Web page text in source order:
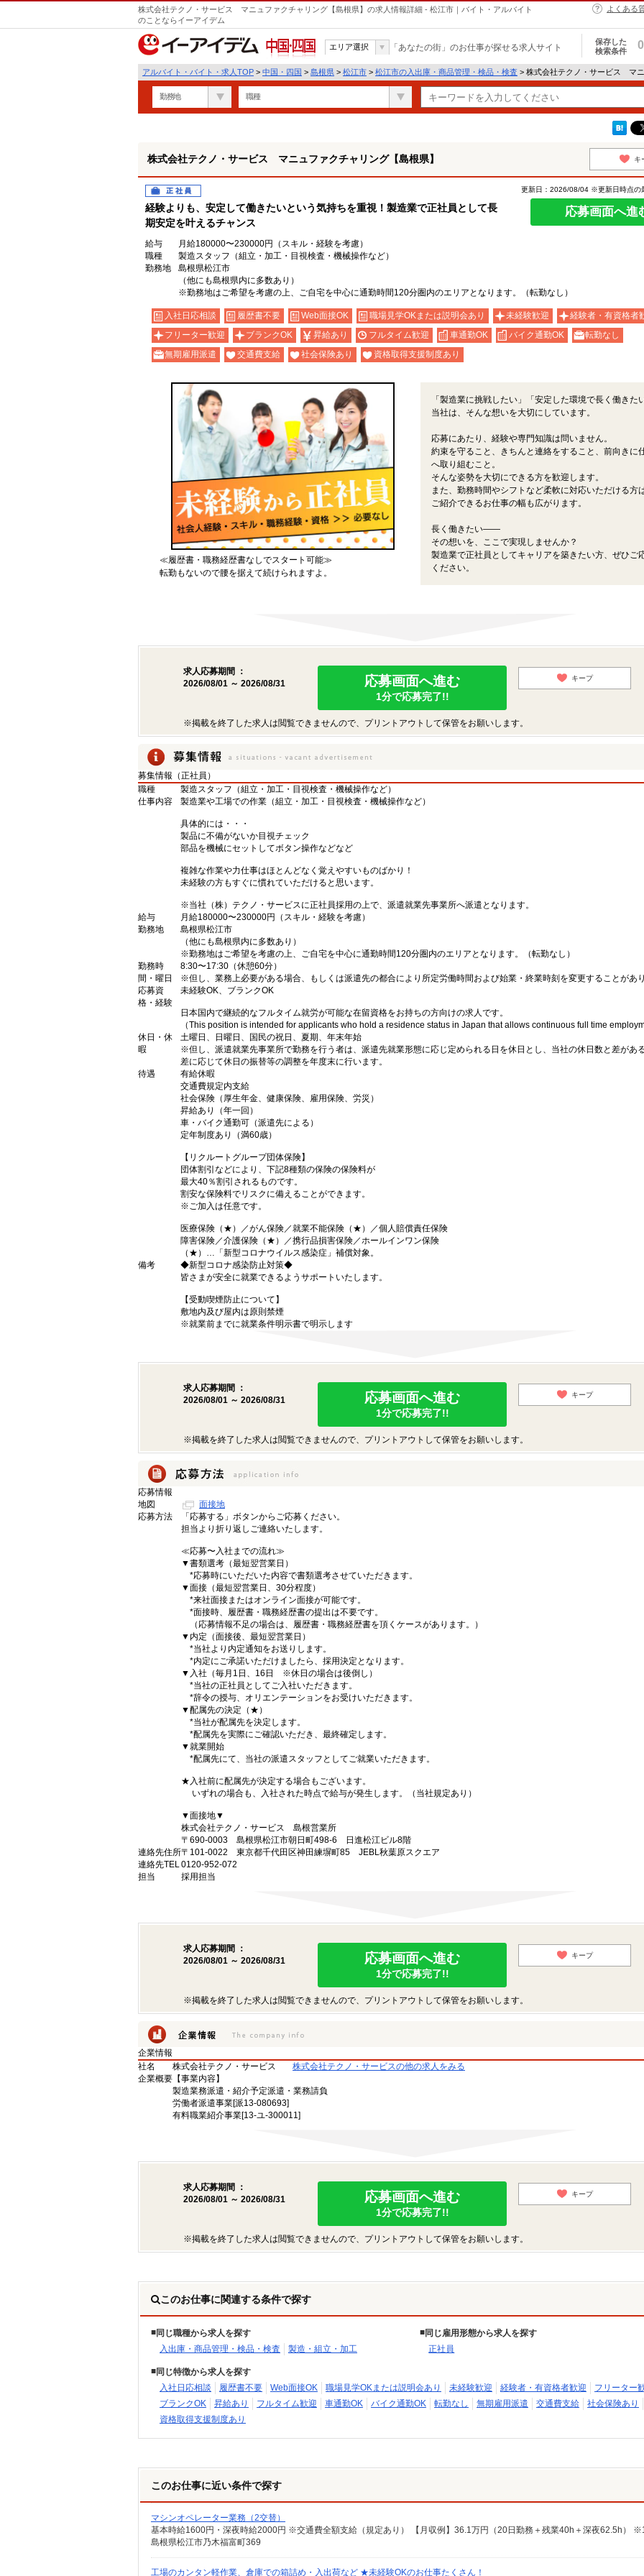
株式会社テクノ・サービス マニュファクチャリング【島根県】の求人情報詳細 - 松江市｜バイト・アルバイト
のことならイーアイデム
よくある
中国・四国
エリア選択 「あなたの街」のお仕事が探せる求人サイト
保存した
検索条件
0
アルバイト・バイト・求人TOP > 中国・四国 > 島根県 > 松江市 > 松江市の入出庫・商品管理・検品・検査 > 株式会社テクノ・サービス マ
勤務地 職種
株式会社テクノ・サービス マニュファクチャリング【島根県】 キ
正社員
経験よりも、安定して働きたいという気持ちを重視！製造業で正社員として長
期安定を叶えるチャンス
更新日：2026/08/04 ※更新日時点の
応募画面へ進
給与
月給180000〜230000円（スキル・経験を考慮）
職種
製造スタッフ（組立・加工・目視検査・機械操作など）
勤務地
島根県松江市
（他にも島根県内に多数あり）
※勤務地はご希望を考慮の上、ご自宅を中心に通勤時間120分圏内のエリアとなります。（転勤なし）
入社日応相談 履歴書不要 Web面接OK 職場見学OKまたは説明会あり 未経験歓迎
経験者・有資格者
フリーター歓迎
ブランクOK 昇給あり フルタイム歓迎 車通勤OK バイク通勤OK
転勤なし
無期雇用派遣
交通費支給 社会保険あり 資格取得支援制度あり
≪履歴書・職務経歴書なしでスタート可能≫
転勤もないので腰を据えて続けられますよ。
「製造業に挑戦したい」「安定した環境で長く働きたい
当社は、そんな想いを大切にしています。
応募にあたり、経験や専門知識は問いません。
約束を守ること、きちんと連絡をすること、前向きに
へ取り組むこと。
そんな姿勢を大切にできる方を歓迎します。
また、勤務時間やシフトなど柔軟に対応いただける方は
ご紹介できるお仕事の幅も広がります。
長く働きたい――
その想いを、ここで実現しませんか？
製造業で正社員としてキャリアを築きたい方、ぜひご
ください。
求人応募期間 ：
2026/08/01 ～ 2026/08/31
応募画面へ進む
1分で応募完了!!
キープ
※掲載を終了した求人は閲覧できませんので、プリントアウトして保管をお願いします。
募集情報（正社員）
職種
製造スタッフ（組立・加工・目視検査・機械操作など）
仕事内容
製造業や工場での作業（組立・加工・目視検査・機械操作など）
具体的には・・・
製品に不備がないか目視チェック
部品を機械にセットしてボタン操作などなど
複雑な作業や力仕事はほとんどなく覚えやすいものばかり！
未経験の方もすぐに慣れていただけると思います。
※当社（株）テクノ・サービスに正社員採用の上で、派遣就業先事業所へ派遣となります。
給与
月給180000〜230000円（スキル・経験を考慮）
勤務地
島根県松江市
（他にも島根県内に多数あり）
※勤務地はご希望を考慮の上、ご自宅を中心に通勤時間120分圏内のエリアとなります。（転勤なし）
勤務時
間・曜日
8:30〜17:30（休憩60分）
※但し、業務上必要がある場合、もしくは派遣先の都合により所定労働時間および始業・終業時刻を変更することがあり
応募資
格・経験
未経験OK、ブランクOK
日本国内で継続的なフルタイム就労が可能な在留資格をお持ちの方向けの求人です。
（This position is intended for applicants who hold a residence status in Japan that allows continuous full time
休日・休
暇
土曜日、日曜日、国民の祝日、夏期、年末年始
※但し、派遣就業先事業所で勤務を行う者は、派遣先就業形態に応じ定められる日を休日とし、当社の休日数と差があ
差に応じて休日の振替等の調整を年度末に行います。
待遇
有給休暇
交通費規定内支給
社会保険（厚生年金、健康保険、雇用保険、労災）
昇給あり（年一回）
車・バイク通勤可（派遣先による）
定年制度あり（満60歳）
【リクルートグループ団体保険】
団体割引などにより、下記8種類の保険の保険料が
最大40％割引されるものです。
割安な保険料でリスクに備えることができます。
※ご加入は任意です。
医療保険（★）／がん保険／就業不能保険（★）／個人賠償責任保険
障害保険／介護保険（★）／携行品損害保険／ホールインワン保険
（★）…「新型コロナウイルス感染症」補償対象。
備考
◆新型コロナ感染防止対策◆
皆さまが安全に就業できるようサポートいたします。
【受動喫煙防止について】
敷地内及び屋内は原則禁煙
※就業前までに就業条件明示書で明示します
求人応募期間 ：
2026/08/01 ～ 2026/08/31
応募画面へ進む
1分で応募完了!!
キープ
※掲載を終了した求人は閲覧できませんので、プリントアウトして保管をお願いします。
応募情報
地図
面接地
応募方法
「応募する」ボタンからご応募ください。
担当より折り返しご連絡いたします。
≪応募〜入社までの流れ≫
▼書類選考（最短翌営業日）
*応募時にいただいた内容で書類選考させていただきます。
▼面接（最短翌営業日、30分程度）
*来社面接またはオンライン面接が可能です。
*面接時、履歴書・職務経歴書の提出は不要です。
（応募情報不足の場合は、履歴書・職務経歴書を頂くケースがあります。）
▼内定（面接後、最短翌営業日）
*当社より内定通知をお送りします。
*内定にご承諾いただけましたら、採用決定となります。
▼入社（毎月1日、16日 ※休日の場合は後倒し）
*当社の正社員としてご入社いただきます。
*辞令の授与、オリエンテーションをお受けいただきます。
▼配属先の決定（★）
*当社が配属先を決定します。
*配属先を実際にご確認いただき、最終確定します。
▼就業開始
*配属先にて、当社の派遣スタッフとしてご就業いただきます。
★入社前に配属先が決定する場合もございます。
いずれの場合も、入社された時点で給与が発生します。（当社規定あり）
▼面接地▼
株式会社テクノ・サービス 島根営業所
〒690-0003 島根県松江市朝日町498-6 日進松江ビル8階
連絡先住所〒101-0022 東京都千代田区神田練塀町85 JEBL秋葉原スクエア
連絡先TEL0120-952-072
担当
採用担当
求人応募期間 ：
2026/08/01 ～ 2026/08/31
応募画面へ進む
1分で応募完了!!
キープ
※掲載を終了した求人は閲覧できませんので、プリントアウトして保管をお願いします。
企業情報
社名
株式会社テクノ・サービス
株式会社テクノ・サービスの他の求人をみる
企業概要 【事業内容】
製造業務派遣・紹介予定派遣・業務請負
労働者派遣事業[派13-080693]
有料職業紹介事業[13-ユ-300011]
求人応募期間 ：
2026/08/01 ～ 2026/08/31
応募画面へ進む
1分で応募完了!!
キープ
※掲載を終了した求人は閲覧できませんので、プリントアウトして保管をお願いします。
このお仕事に関連する条件で探す
同じ職種から求人を探す
入出庫・商品管理・検品・検査
製造・組立・加工
同じ雇用形態から求人を探す
正社員
同じ特徴から求人を探す
入社日応相談
履歴書不要 Web面接OK 職場見学OKまたは説明会あり 未経験歓迎 経験者・有資格者歓迎
フリーター
ブランクOK
昇給あり フルタイム歓迎 車通勤OK バイク通勤OK 転勤なし 無期雇用派遣 交通費支給
社会保険あり
資格取得支援制度あり
このお仕事に近い条件で探す
マシンオペレーター業務（2交替）
島根県松江市乃木福富町369
工場のカンタン軽作業、倉庫での箱詰め・入出荷など ★未経験OKのお仕事たくさん！